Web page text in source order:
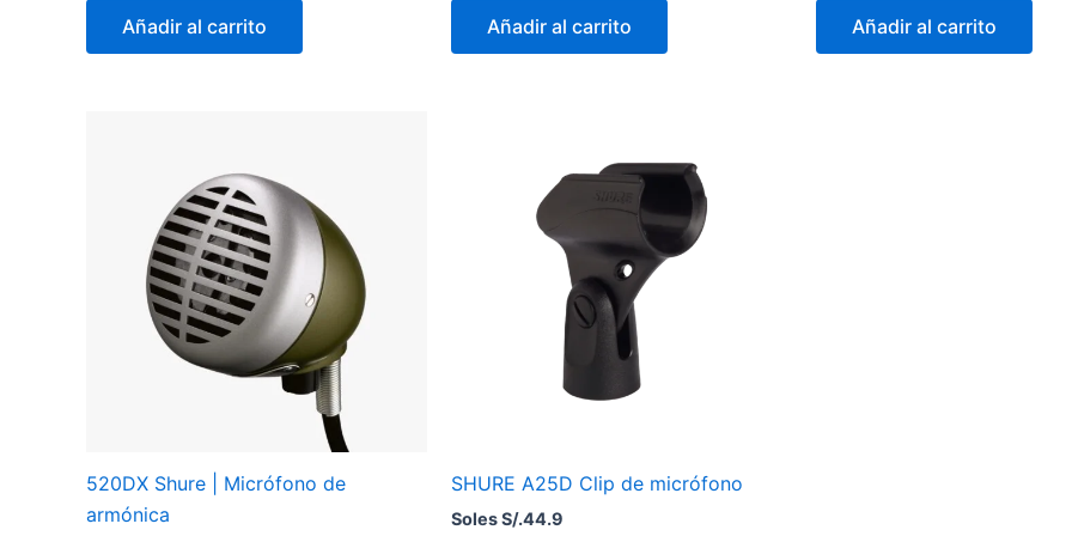
Añadir al carrito Añadir al carrito Añadir al carrito
520DX Shure | Micrófono de
armónica
SHURE A25D Clip de micrófono
Soles S/.44.9